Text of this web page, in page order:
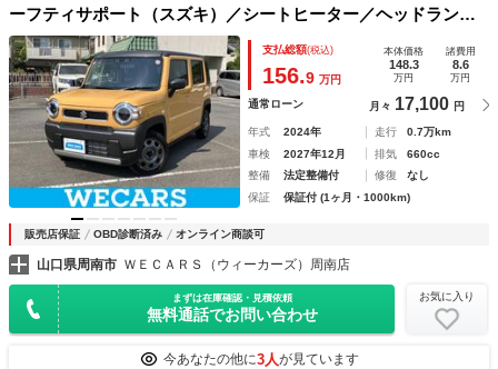
ーフティサポート（スズキ）／シートヒーター／ヘッドラン
プ ＬＥＤ／Ｂｌｕｅｔｏｏｔｈ接続／ＥＢＤ付ＡＢＳ／横滑
り防止装置／アイドリングストップ／クルーズコントロール
支払総額(税込)
156.9 万円
本体価格
148.3
万円
諸費用
8.6
万円
通常ローン 月々 17,100 円
年式 2024年 走行
0.7万km
車検
2027年12月 排気
660cc
整備
法定整備付 修復
なし
保証
保証付 (1ヶ月・1000km)
販売店保証 OBD診断済み オンライン商談可
山口県周南市 ＷＥＣＡＲＳ（ウィーカーズ）周南店
まずは在庫確認・見積依頼
無料通話でお問い合わせ
お気に入り
今あなたの他に3人が見ています